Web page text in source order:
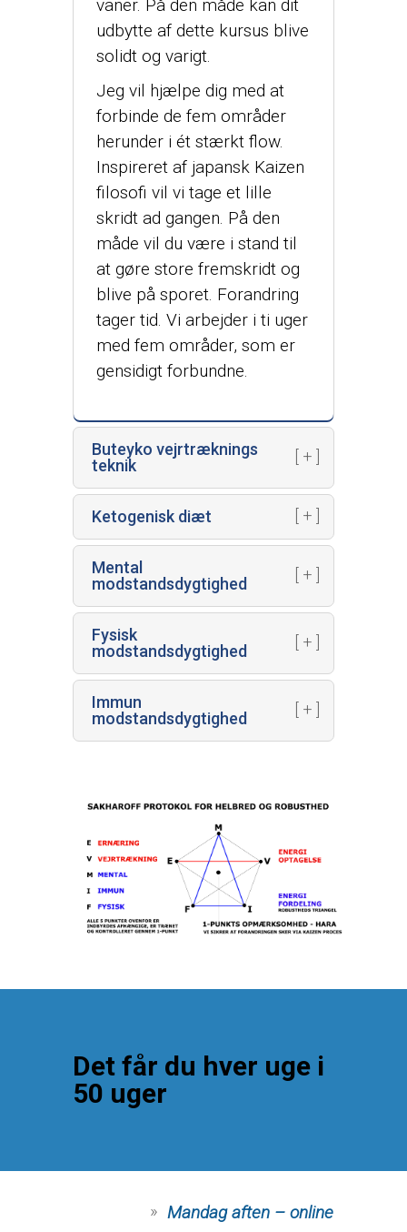
vaner. På den måde kan dit
udbytte af dette kursus blive
solidt og varigt.
Jeg vil hjælpe dig med at
forbinde de fem områder
herunder i ét stærkt flow.
Inspireret af japansk Kaizen
filosofi vil vi tage et lille
skridt ad gangen. På den
måde vil du være i stand til
at gøre store fremskridt og
blive på sporet. Forandring
tager tid. Vi arbejder i ti uger
med fem områder, som er
gensidigt forbundne.
Buteyko vejrtræknings
teknik
Ketogenisk diæt
Mental
modstandsdygtighed
Fysisk
modstandsdygtighed
Immun
modstandsdygtighed
Det får du hver uge i
50 uger
Mandag aften – online